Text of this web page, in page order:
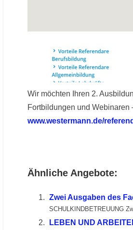
Wir möchten Ihren 2.
Fortbildungen und Webinaren
www.westermann.de/
Ähnliche Angebote:
Zwei Ausgaben des
SCHULKINDBETREUUNG
LEBEN UND